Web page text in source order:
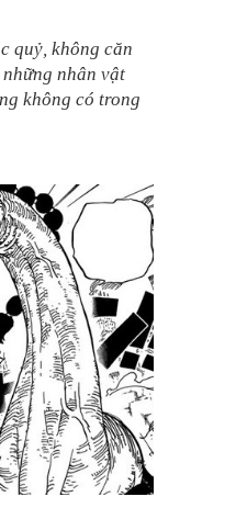
quỷ, không căn
nhân vật
không có trong